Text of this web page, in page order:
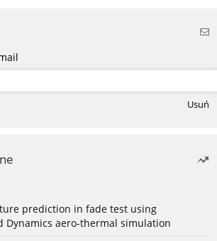
Usuń
prediction in fade test using
Dynamics aero-thermal simulation